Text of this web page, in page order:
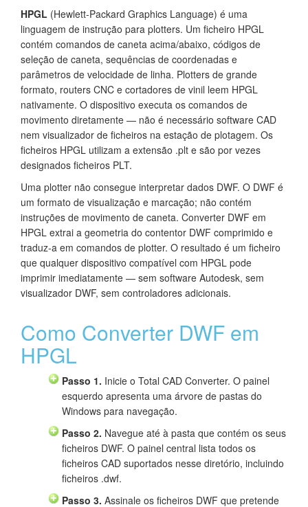
HPGL (Hewlett-Packard Graphics Language) é uma
linguagem de instrução para plotters. Um ficheiro HPGL
contém comandos de caneta acima/abaixo, códigos de
seleção de caneta, sequências de coordenadas e
parâmetros de velocidade de linha. Plotters de grande
formato, routers CNC e cortadores de vinil leem HPGL
nativamente. O dispositivo executa os comandos de
movimento diretamente — não é necessário software CAD
nem visualizador de ficheiros na estação de plotagem. Os
ficheiros HPGL utilizam a extensão .plt e são por vezes
designados ficheiros PLT.
Uma plotter não consegue interpretar dados DWF. O DWF é
um formato de visualização e marcação; não contém
instruções de movimento de caneta. Converter DWF em
HPGL extrai a geometria do contentor DWF comprimido e
traduz-a em comandos de plotter. O resultado é um ficheiro
que qualquer dispositivo compatível com HPGL pode
imprimir imediatamente — sem software Autodesk, sem
visualizador DWF, sem controladores adicionais.
Como Converter DWF em
HPGL
Passo 1. Inicie o Total CAD Converter. O painel
esquerdo apresenta uma árvore de pastas do
Windows para navegação.
Passo 2. Navegue até à pasta que contém os seus
ficheiros DWF. O painel central lista todos os
ficheiros CAD suportados nesse diretório, incluindo
ficheiros .dwf.
Passo 3. Assinale os ficheiros DWF que pretende